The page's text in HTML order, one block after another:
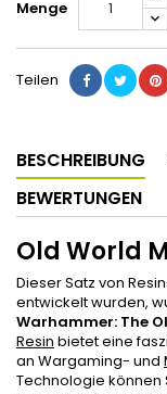
Menge
Teilen
BESCHREIBUNG
BEWERTUNGEN
Old World
Dieser Satz von
entwickelt wurden,
Warhammer: The
Resin bietet eine
an Wargaming- und
Technologie können